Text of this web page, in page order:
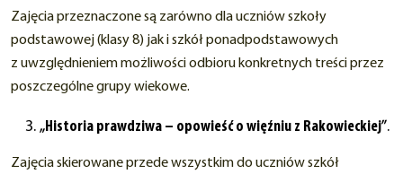
Zajęcia przeznaczone są zarówno dla uczniów szkoły
podstawowej (klasy 8) jak i szkół ponadpodstawowych
z uwzględnieniem możliwości odbioru konkretnych treści przez
poszczególne grupy wiekowe.
„Historia prawdziwa – opowieść o więźniu z Rakowieckiej”.
Zajęcia skierowane przede wszystkim do uczniów szkół